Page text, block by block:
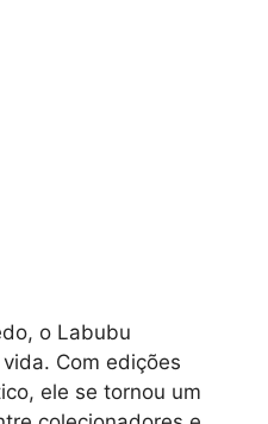
o Labubu
Com edições
ele se tornou um